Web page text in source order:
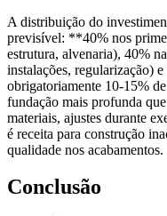
A distribuição do
previsível: **40% nos
estrutura, alvenaria), 40%
instalações, regularização)
obrigatoriamente 10-15%
fundação mais profunda
materiais, ajustes durante
é receita para construção
qualidade nos acabamentos.
Conclusão